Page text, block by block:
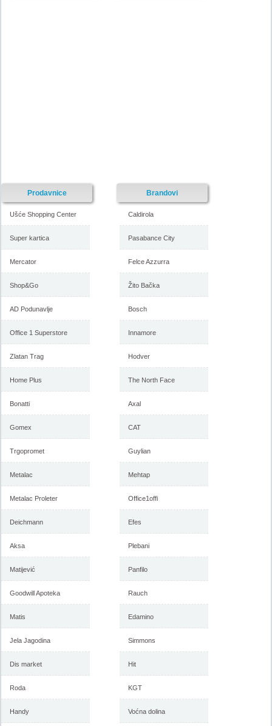
-istekla akcija-
-istekla akcija-
Prodavnice
Ušće Shopping Center
Super kartica
Mercator
Shop&Go
AD Podunavlje
Office 1 Superstore
Zlatan Trag
Home Plus
Bonatti
Gomex
Trgopromet
Metalac
Metalac Proleter
Deichmann
Aksa
Matijević
Goodwill Apoteka
Matis
Jela Jagodina
Dis market
Roda
Handy
Brandovi
Caldirola
Pasabance City
Felce Azzurra
Žito Bačka
Bosch
Innamore
Hodver
The North Face
Axal
CAT
Guylian
Mehtap
Office1offi
Efes
Plebani
Panfilo
Rauch
Edamino
Simmons
Hit
KGT
Voćna dolina